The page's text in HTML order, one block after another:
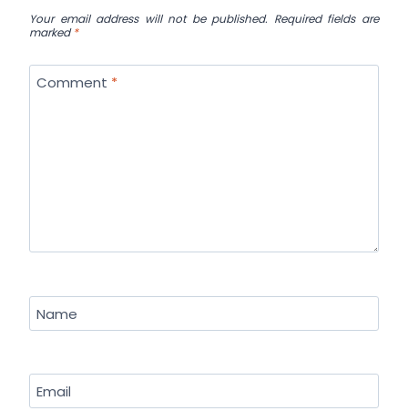
Your email address will not be published. Required fields are
marked*
Comment *
Name
Email